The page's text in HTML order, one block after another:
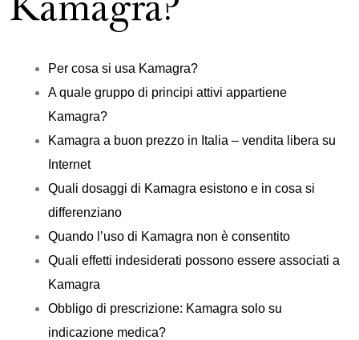
Per cosa si usa Kamagra?
A quale gruppo di principi attivi appartiene
Kamagra?
Kamagra a buon prezzo in Italia – vendita libera su
Internet
Quali dosaggi di Kamagra esistono e in cosa si
differenziano
Quando l’uso di Kamagra non è consentito
Quali effetti indesiderati possono essere associati a
Kamagra
Obbligo di prescrizione: Kamagra solo su
indicazione medica?